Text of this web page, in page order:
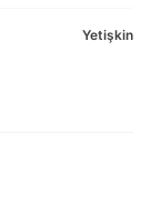
Yetişkin